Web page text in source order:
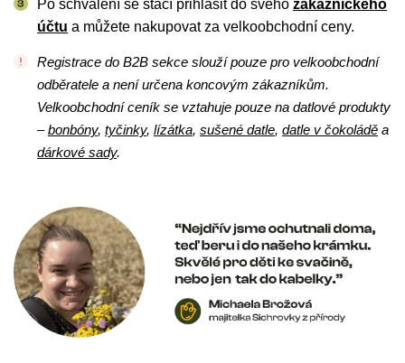
Po schválení se stačí přihlásit do svého zákaznického
účtu a můžete nakupovat za velkoobchodní ceny.
Registrace do B2B sekce slouží pouze pro velkoobchodní
odběratele a není určena koncovým zákazníkům.
Velkoobchodní ceník se vztahuje pouze na datlové produkty
–bonbóny, tyčinky, lízátka, sušené datle, datle v čokoládě a
dárkové sady.